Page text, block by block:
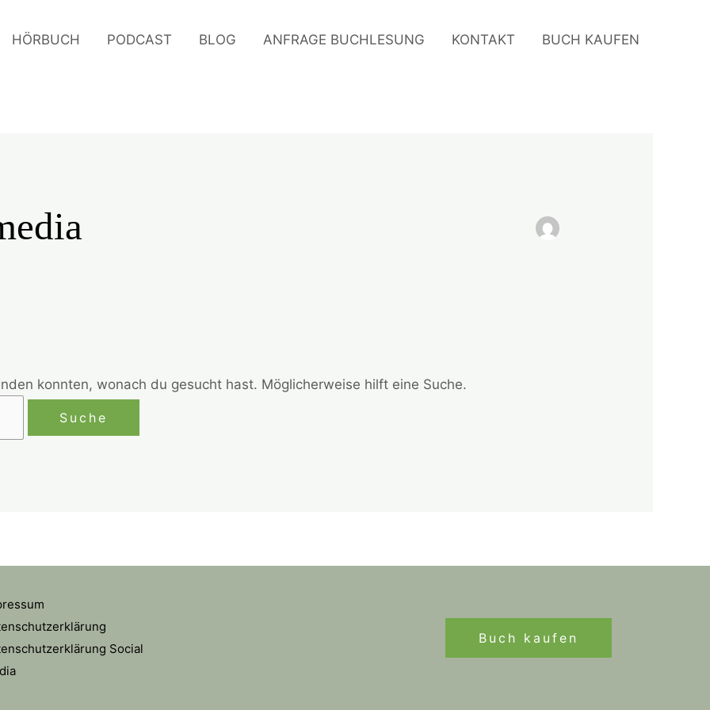
HÖRBUCH PODCAST BLOG ANFRAGE BUCHLESUNG KONTAKT BUCH KAUFEN
konnten, wonach du gesucht hast. Möglicherweise hilft eine Suche.
Social
Buch kaufen